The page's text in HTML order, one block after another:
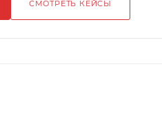
СМОТРЕТЬ КЕЙСЫ